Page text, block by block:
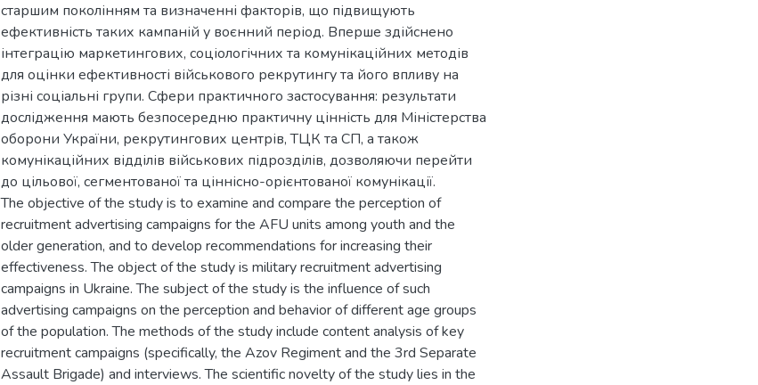
старшим поколінням та визначенні факторів, що підвищують
ефективність таких кампаній у воєнний період. Вперше здійснено
інтеграцію маркетингових, соціологічних та комунікаційних методів
для оцінки ефективності військового рекрутингу та його впливу на
різні соціальні групи. Сфери практичного застосування: результати
дослідження мають безпосередню практичну цінність для Міністерства
оборони України, рекрутингових центрів, ТЦК та СП, а також
комунікаційних відділів військових підрозділів, дозволяючи перейти
до цільової, сегментованої та ціннісно-орієнтованої комунікації.
The objective of the study is to examine and compare the perception of
recruitment advertising campaigns for the AFU units among youth and the
older generation, and to develop recommendations for increasing their
effectiveness. The object of the study is military recruitment advertising
campaigns in Ukraine. The subject of the study is the influence of such
advertising campaigns on the perception and behavior of different age groups
of the population. The methods of the study include content analysis of key
recruitment campaigns (specifically, the Azov Regiment and the 3rd Separate
Assault Brigade) and interviews. The scientific novelty of the study lies in the